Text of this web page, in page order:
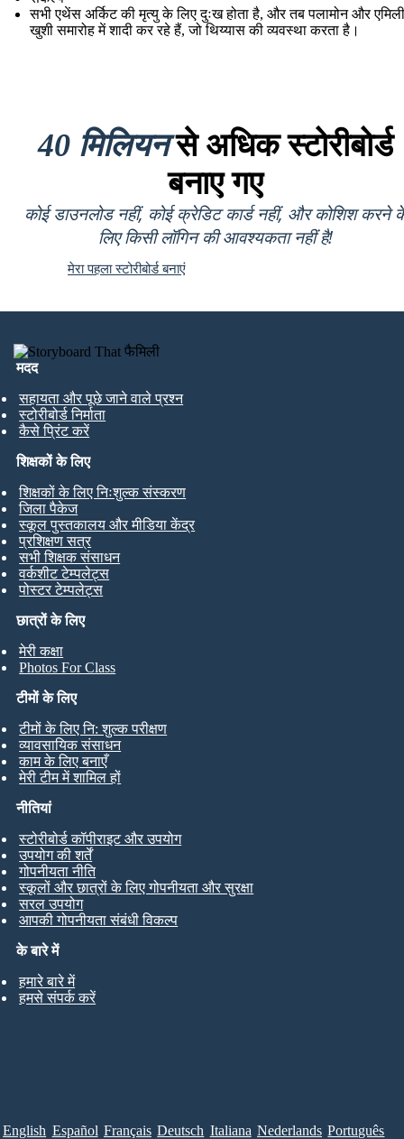
सभी एथेंस अर्किट की मृत्यु के लिए दुःख होता है, और तब पलामोन और
खुशी समारोह में शादी कर रहे हैं, जो थिय्यास की व्यवस्था करता है।
40 मिलियनसे अधिक स्टोरीबोर्ड
बनाए गए
कोई डाउनलोड नहीं, कोई क्रेडिट कार्ड नहीं, और कोशिश करने
लिए किसी लॉगिन की आवश्यकता नहीं है!
मेरा पहला स्टोरीबोर्ड बनाएं
मदद
सहायता और पूछे जाने वाले प्रश्न
स्टोरीबोर्ड निर्माता
कैसे प्रिंट करें
छात्रों के लिए
मेरी कक्षा
Photos For Class
शिक्षकों के लिए
शिक्षकों के लिए निःशुल्क संस्करण
जिला पैकेज
स्कूल पुस्तकालय और मीडिया केंद्र
प्रशिक्षण सत्र
सभी शिक्षक संसाधन
वर्कशीट टेम्पलेट्स
पोस्टर टेम्पलेट्स
टीमों के लिए
टीमों के लिए नि: शुल्क परीक्षण
व्यावसायिक संसाधन
काम के लिए बनाएँ
मेरी टीम में शामिल हों
के बारे में
हमारे बारे में
हमसे संपर्क करें
नीतियां
स्टोरीबोर्ड कॉपीराइट और उपयोग
उपयोग की शर्तें
गोपनीयता नीति
स्कूलों और छात्रों के लिए गोपनीयता और सुरक्षा
सरल उपयोग
आपकी गोपनीयता संबंधी विकल्प
English Español Français Deutsch Italiana Nederlands Português